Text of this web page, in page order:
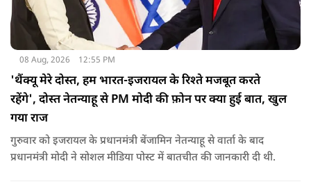
08 Aug, 2026 12:55 PM
'थैंक्यू मेरे दोस्त, हम भारत-इजरायल के रिश्ते मजबूत करते
रहेंगे', दोस्त नेतन्याहू से PM मोदी की फ़ोन पर क्या हुई बात, खुल
गया राज
गुरुवार को इजरायल के प्रधानमंत्री बेंजामिन नेतन्याहू से वार्ता के बाद
प्रधानमंत्री मोदी ने सोशल मीड‍िया पोस्‍ट में बातचीत की जानकारी दी थी.